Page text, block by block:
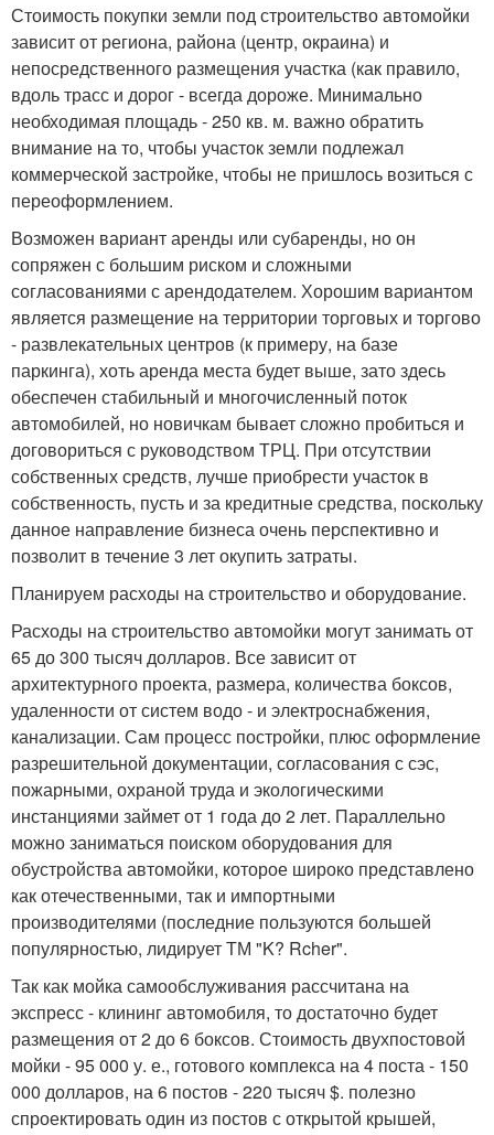
Стоимость покупки земли под строительство автомойки
зависит от региона, района (центр, окраина) и
непосредственного размещения участка (как правило,
вдоль трасс и дорог - всегда дороже. Минимально
необходимая площадь - 250 кв. м. важно обратить
внимание на то, чтобы участок земли подлежал
коммерческой застройке, чтобы не пришлось возиться с
переоформлением.
Возможен вариант аренды или субаренды, но он
сопряжен с большим риском и сложными
согласованиями с арендодателем. Хорошим вариантом
является размещение на территории торговых и торгово
- развлекательных центров (к примеру, на базе
паркинга), хоть аренда места будет выше, зато здесь
обеспечен стабильный и многочисленный поток
автомобилей, но новичкам бывает сложно пробиться и
договориться с руководством ТРЦ. При отсутствии
собственных средств, лучше приобрести участок в
собственность, пусть и за кредитные средства, поскольку
данное направление бизнеса очень перспективно и
позволит в течение 3 лет окупить затраты.
Планируем расходы на строительство и оборудование.
Расходы на строительство автомойки могут занимать от
65 до 300 тысяч долларов. Все зависит от
архитектурного проекта, размера, количества боксов,
удаленности от систем водо - и электроснабжения,
канализации. Сам процесс постройки, плюс оформление
разрешительной документации, согласования с сэс,
пожарными, охраной труда и экологическими
инстанциями займет от 1 года до 2 лет. Параллельно
можно заниматься поиском оборудования для
обустройства автомойки, которое широко представлено
как отечественными, так и импортными
производителями (последние пользуются большей
популярностью, лидирует ТМ "K? Rcher".
Так как мойка самообслуживания рассчитана на
экспресс - клининг автомобиля, то достаточно будет
размещения от 2 до 6 боксов. Стоимость двухпостовой
мойки - 95 000 у. е., готового комплекса на 4 поста - 150
000 долларов, на 6 постов - 220 тысяч $. полезно
спроектировать один из постов с открытой крышей,